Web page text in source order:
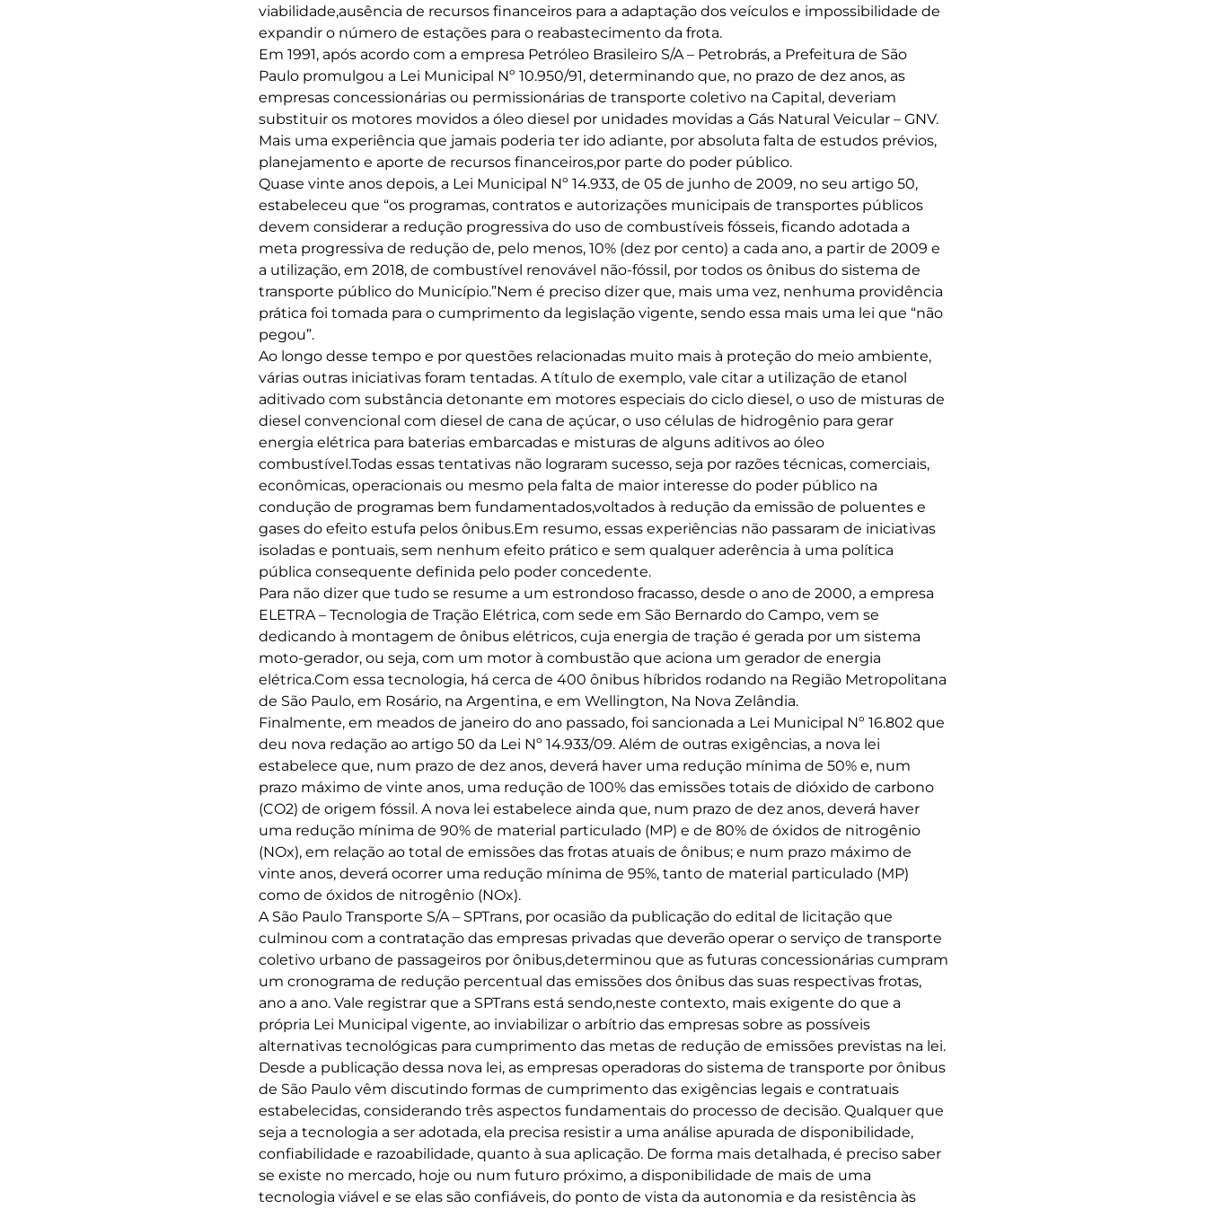
viabilidade,ausência de recursos financeiros para a adaptação dos veículos e impossibilidade de
expandir o número de estações para o reabastecimento da frota.
Em 1991, após acordo com a empresa Petróleo Brasileiro S/A – Petrobrás, a Prefeitura de São
Paulo promulgou a Lei Municipal Nº 10.950/91, determinando que, no prazo de dez anos, as
empresas concessionárias ou permissionárias de transporte coletivo na Capital, deveriam
substituir os motores movidos a óleo diesel por unidades movidas a Gás Natural Veicular – GNV.
Mais uma experiência que jamais poderia ter ido adiante, por absoluta falta de estudos prévios,
planejamento e aporte de recursos financeiros,por parte do poder público.
Quase vinte anos depois, a Lei Municipal Nº 14.933, de 05 de junho de 2009, no seu artigo 50,
estabeleceu que “os programas, contratos e autorizações municipais de transportes públicos
devem considerar a redução progressiva do uso de combustíveis fósseis, ficando adotada a
meta progressiva de redução de, pelo menos, 10% (dez por cento) a cada ano, a partir de 2009 e
a utilização, em 2018, de combustível renovável não-fóssil, por todos os ônibus do sistema de
transporte público do Município.”Nem é preciso dizer que, mais uma vez, nenhuma providência
prática foi tomada para o cumprimento da legislação vigente, sendo essa mais uma lei que “não
pegou”.
Ao longo desse tempo e por questões relacionadas muito mais à proteção do meio ambiente,
várias outras iniciativas foram tentadas. A título de exemplo, vale citar a utilização de etanol
aditivado com substância detonante em motores especiais do ciclo diesel, o uso de misturas de
diesel convencional com diesel de cana de açúcar, o uso células de hidrogênio para gerar
energia elétrica para baterias embarcadas e misturas de alguns aditivos ao óleo
combustível.Todas essas tentativas não lograram sucesso, seja por razões técnicas, comerciais,
econômicas, operacionais ou mesmo pela falta de maior interesse do poder público na
condução de programas bem fundamentados,voltados à redução da emissão de poluentes e
gases do efeito estufa pelos ônibus.Em resumo, essas experiências não passaram de iniciativas
isoladas e pontuais, sem nenhum efeito prático e sem qualquer aderência à uma política
pública consequente definida pelo poder concedente.
Para não dizer que tudo se resume a um estrondoso fracasso, desde o ano de 2000, a empresa
ELETRA – Tecnologia de Tração Elétrica, com sede em São Bernardo do Campo, vem se
dedicando à montagem de ônibus elétricos, cuja energia de tração é gerada por um sistema
moto-gerador, ou seja, com um motor à combustão que aciona um gerador de energia
elétrica.Com essa tecnologia, há cerca de 400 ônibus híbridos rodando na Região Metropolitana
de São Paulo, em Rosário, na Argentina, e em Wellington, Na Nova Zelândia.
Finalmente, em meados de janeiro do ano passado, foi sancionada a Lei Municipal Nº 16.802 que
deu nova redação ao artigo 50 da Lei Nº 14.933/09. Além de outras exigências, a nova lei
estabelece que, num prazo de dez anos, deverá haver uma redução mínima de 50% e, num
prazo máximo de vinte anos, uma redução de 100% das emissões totais de dióxido de carbono
(CO2) de origem fóssil. A nova lei estabelece ainda que, num prazo de dez anos, deverá haver
uma redução mínima de 90% de material particulado (MP) e de 80% de óxidos de nitrogênio
(NOx), em relação ao total de emissões das frotas atuais de ônibus; e num prazo máximo de
vinte anos, deverá ocorrer uma redução mínima de 95%, tanto de material particulado (MP)
como de óxidos de nitrogênio (NOx).
A São Paulo Transporte S/A – SPTrans, por ocasião da publicação do edital de licitação que
culminou com a contratação das empresas privadas que deverão operar o serviço de transporte
coletivo urbano de passageiros por ônibus,determinou que as futuras concessionárias cumpram
um cronograma de redução percentual das emissões dos ônibus das suas respectivas frotas,
ano a ano. Vale registrar que a SPTrans está sendo,neste contexto, mais exigente do que a
própria Lei Municipal vigente, ao inviabilizar o arbítrio das empresas sobre as possíveis
alternativas tecnológicas para cumprimento das metas de redução de emissões previstas na lei.
Desde a publicação dessa nova lei, as empresas operadoras do sistema de transporte por ônibus
de São Paulo vêm discutindo formas de cumprimento das exigências legais e contratuais
estabelecidas, considerando três aspectos fundamentais do processo de decisão. Qualquer que
seja a tecnologia a ser adotada, ela precisa resistir a uma análise apurada de disponibilidade,
confiabilidade e razoabilidade, quanto à sua aplicação. De forma mais detalhada, é preciso saber
se existe no mercado, hoje ou num futuro próximo, a disponibilidade de mais de uma
tecnologia viável e se elas são confiáveis, do ponto de vista da autonomia e da resistência às